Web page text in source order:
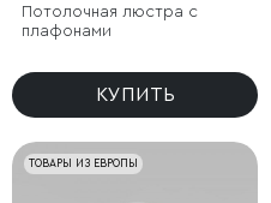
Потолочная люстра с
плафонами
КУПИТЬ
ТОВАРЫ ИЗ ЕВРОПЫ